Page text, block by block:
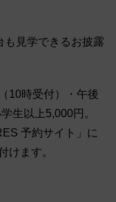
も見学できるお披露
10時受付）・午後
生以上5,000円。
予約サイト」に
けます。